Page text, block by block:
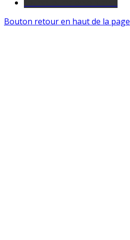
Bouton retour en haut de la page